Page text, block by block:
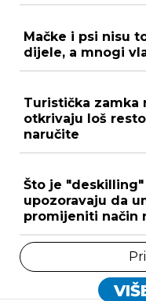
Mačke i psi nisu
dijele, a mnogi
Turistička zamka
otkrivaju loš
naručite
Što je
upozoravaju da
promijeniti način